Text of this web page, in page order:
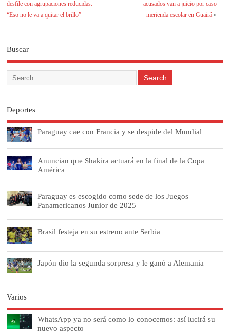
desfile con agrupaciones reducidas:
“Eso no le va a quitar el brillo”
acusados van a juicio por caso
merienda escolar en Guairá»
Buscar
Deportes
Paraguay cae con Francia y se despide del Mundial
Anuncian que Shakira actuará en la final de la Copa
América
Paraguay es escogido como sede de los Juegos
Panamericanos Junior de 2025
Brasil festeja en su estreno ante Serbia
Japón dio la segunda sorpresa y le ganó a Alemania
Varios
WhatsApp ya no será como lo conocemos: así lucirá su
nuevo aspecto